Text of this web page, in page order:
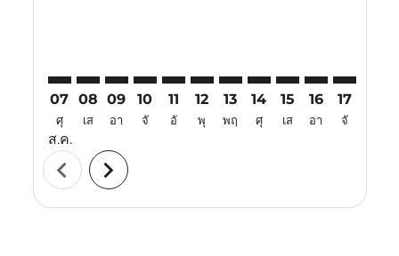
07
ศุ
ส.ค.
08
เส
09
อา
10
จั
11
อั
12
พุ
13
พฤ
14
ศุ
15
เส
16
อา
17
จั
chevron_left chevron_right